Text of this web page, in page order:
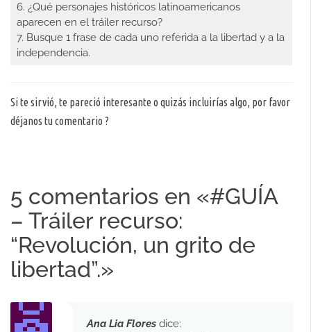
6. ¿Qué personajes históricos latinoamericanos
aparecen en el tráiler recurso?
7. Busque 1 frase de cada uno referida a la libertad y a la
independencia.
Si te sirvió, te pareció interesante o quizás incluirías algo, por favor
déjanos tu comentario ?
5 comentarios en «#GUÍA
– Tráiler recurso:
“Revolución, un grito de
libertad”.»
Ana Lia Flores dice: